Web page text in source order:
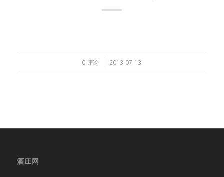
0 评论 2013-07-13
酒庄网